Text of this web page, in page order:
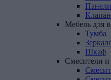
Мебель для
Тумба
Шкаф
Смесители и